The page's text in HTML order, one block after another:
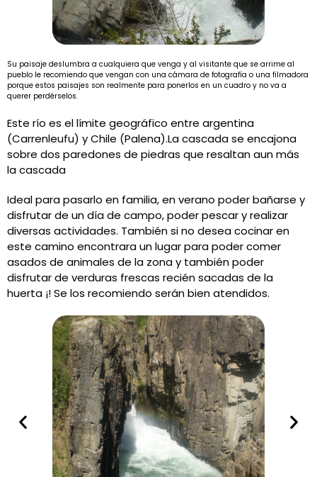
Su paisaje deslumbra a cualquiera que venga y al visitante que se arrime al
pueblo le recomiendo que vengan con una cámara de fotografía o una filmadora
porque estos paisajes son realmente para ponerlos en un cuadro y no va a
querer perdérselos.
Este río es el límite geográfico entre argentina
(Carrenleufu) y Chile (Palena).La cascada se encajona
sobre dos paredones de piedras que resaltan aun más
la cascada
Ideal para pasarlo en familia, en verano poder bañarse y
disfrutar de un día de campo, poder pescar y realizar
diversas actividades. También si no desea cocinar en
este camino encontrara un lugar para poder comer
asados de animales de la zona y también poder
disfrutar de verduras frescas recién sacadas de la
huerta ¡! Se los recomiendo serán bien atendidos.